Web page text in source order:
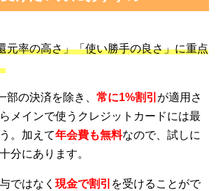
元率の高さ」「使い勝手の良さ」に重点
部の決済を除き、 常に1%割引 が適用さ
メインで使うクレジットカードには最
。加えて年会費も無料なので、試しに
分にあります。
ではなく 現金で割引 を受けることがで